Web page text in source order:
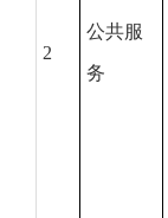
2
公共服
务